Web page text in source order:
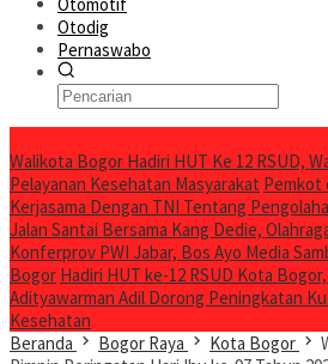
Otodig
Pernaswabo
Walikota Bogor Hadiri HUT Ke 12 RSUD,
Pelayanan Kesehatan Masyarakat Pemkot
Kerjasama Dengan TNI Tentang
Jalan Santai Bersama Kang Dedie,
Konferprov PWI Jabar, Bos Ayo Media
Bogor Hadiri HUT ke-12 RSUD Kota
Adityawarman Adil Dorong Peningkatan
Kesehatan
Beranda
Bogor Raya Kota Bogor